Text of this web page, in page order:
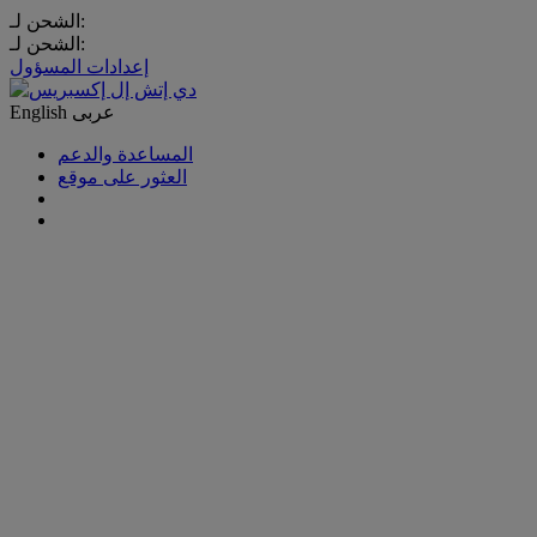
الشحن لـ:
الشحن لـ:
إعدادات المسؤول
English عربى
المساعدة والدعم
العثور على موقع